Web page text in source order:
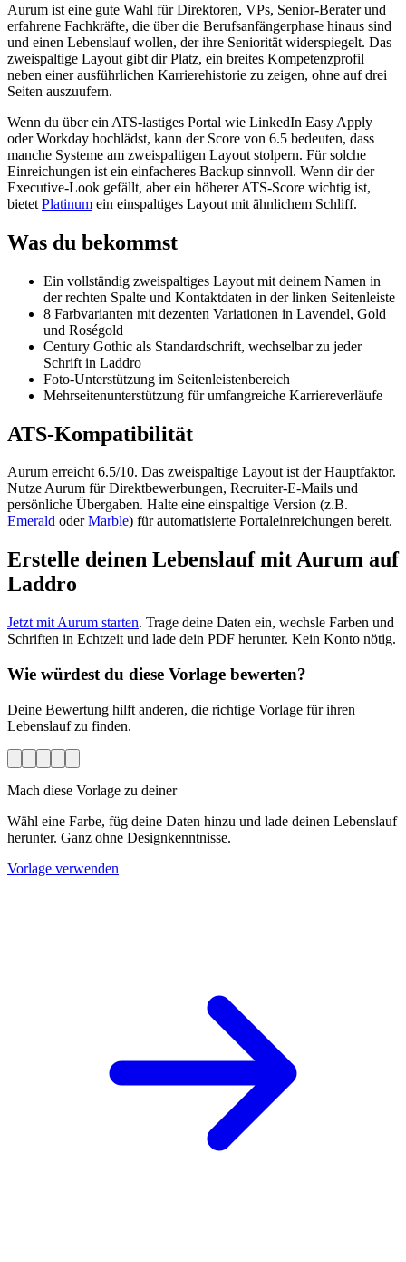
Aurum ist eine gute Wahl für Direktoren, VPs, Senior-Berater und
erfahrene Fachkräfte, die über die Berufsanfängerphase hinaus sind
und einen Lebenslauf wollen, der ihre Seniorität widerspiegelt. Das
zweispaltige Layout gibt dir Platz, ein breites Kompetenzprofil
neben einer ausführlichen Karrierehistorie zu zeigen, ohne auf drei
Seiten auszuufern.
Wenn du über ein ATS-lastiges Portal wie LinkedIn Easy Apply
oder Workday hochlädst, kann der Score von 6.5 bedeuten, dass
manche Systeme am zweispaltigen Layout stolpern. Für solche
Einreichungen ist ein einfacheres Backup sinnvoll. Wenn dir der
Executive-Look gefällt, aber ein höherer ATS-Score wichtig ist,
bietet Platinum ein einspaltiges Layout mit ähnlichem Schliff.
Was du bekommst
Ein vollständig zweispaltiges Layout mit deinem Namen in
der rechten Spalte und Kontaktdaten in der linken Seitenleiste
8 Farbvarianten mit dezenten Variationen in Lavendel, Gold
und Roségold
Century Gothic als Standardschrift, wechselbar zu jeder
Schrift in Laddro
Foto-Unterstützung im Seitenleistenbereich
Mehrseitenunterstützung für umfangreiche Karriereverläufe
ATS-Kompatibilität
Aurum erreicht 6.5/10. Das zweispaltige Layout ist der Hauptfaktor.
Nutze Aurum für Direktbewerbungen, Recruiter-E-Mails und
persönliche Übergaben. Halte eine einspaltige Version (z.B.
Emerald oderMarble) für automatisierte Portaleinreichungen bereit.
Erstelle deinen Lebenslauf mit Aurum auf
Laddro
Jetzt mit Aurum starten. Trage deine Daten ein, wechsle Farben und
Schriften in Echtzeit und lade dein PDF herunter. Kein Konto nötig.
Wie würdest du diese Vorlage bewerten?
Deine Bewertung hilft anderen, die richtige Vorlage für ihren
Lebenslauf zu finden.
Mach diese Vorlage zu deiner
Wähl eine Farbe, füg deine Daten hinzu und lade deinen Lebenslauf
herunter. Ganz ohne Designkenntnisse.
Vorlage verwenden